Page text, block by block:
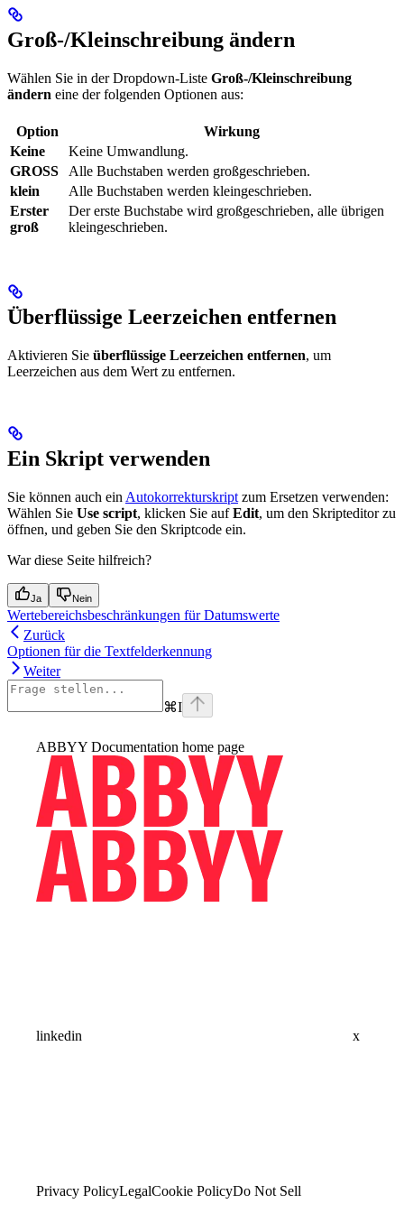
Groß-/Kleinschreibung ändern
Wählen Sie in der Dropdown-Liste Groß-/Kleinschreibung
ändern eine der folgenden Optionen aus:
Option
Wirkung
Keine
Keine Umwandlung.
GROSS
Alle Buchstaben werden großgeschrieben.
klein
Alle Buchstaben werden kleingeschrieben.
Erster
groß
Der erste Buchstabe wird großgeschrieben, alle übrigen
kleingeschrieben.
Überflüssige Leerzeichen entfernen
Aktivieren Sie überflüssige Leerzeichen entfernen, um
Leerzeichen aus dem Wert zu entfernen.
Ein Skript verwenden
Sie können auch ein Autokorrekturskript zum Ersetzen verwenden:
Wählen Sie Use script, klicken Sie aufEdit, um den Skripteditor zu
öffnen, und geben Sie den Skriptcode ein.
War diese Seite hilfreich?
Ja Nein
Wertebereichsbeschränkungen für Datumswerte
Zurück
Optionen für die Textfelderkennung
Weiter
⌘I
ABBYY Documentation home page
linkedin x
Privacy PolicyLegalCookie PolicyDo Not Sell